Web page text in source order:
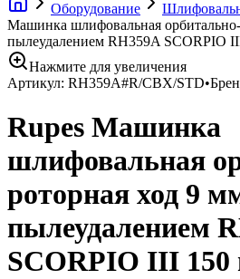
Оборудование
Машинка шлифовальная
пылеудалением RH359A SCORPIO
Нажмите для увеличения
Артикул: RH359A#R/CBX/STD•
Rupes Машинка
шлифовальная
роторная ход 9
пылеудалением
SCORPIO III